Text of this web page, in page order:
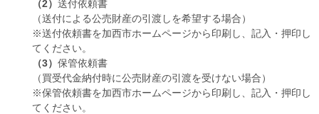
（2） 送付依頼書
（送付による公売財産の引渡しを希望する場合）
※送付依頼書を加西市ホームページから印刷し、記入・押印し
てください。
（3） 保管依頼書
（買受代金納付時に公売財産の引渡を受けない場合）
※保管依頼書を加西市ホームページから印刷し、記入・押印し
てください。